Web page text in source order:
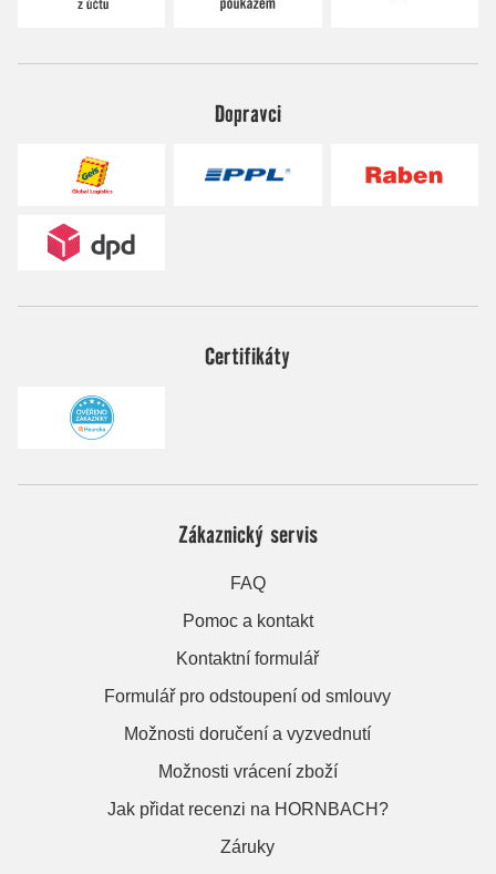
Dopravci
Certifikáty
Zákaznický servis
FAQ
Pomoc a kontakt
Kontaktní formulář
Formulář pro odstoupení od smlouvy
Možnosti doručení a vyzvednutí
Možnosti vrácení zboží
Jak přidat recenzi na HORNBACH?
Záruky